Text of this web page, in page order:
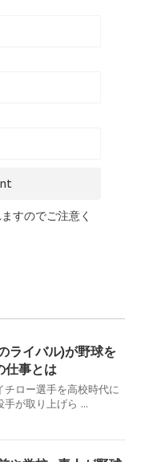
すのでご注意く
ライバル)が野球を
仕事とは
ロー選手を高校時代に
が取り上げら ...